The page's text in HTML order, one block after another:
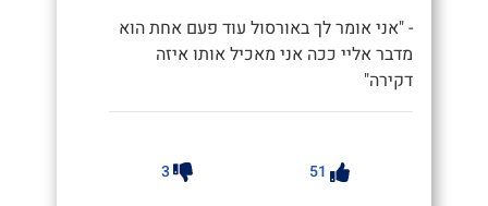
- "אני אומר לך באורסול עוד פעם אחת הוא
מדבר אליי ככה אני מאכיל אותו איזה
דקירה"
51
3